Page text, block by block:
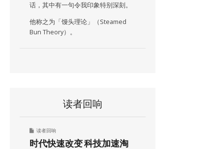
话，其中有一句令我印象特别深刻。
他称之为「馒头理论」（Steamed
Bun Theory）。
读者回响
读者回响
时代快速改变 科技加速淘